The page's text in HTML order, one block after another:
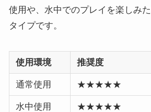
使用や、水中でのプレイを楽しみ
タイプです。
使用環境 推奨度
通常使用 ★★★★★
水中使用 ★★★★★